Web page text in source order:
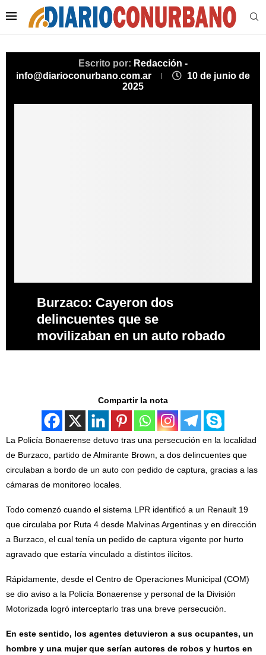
Escrito por: Redacción -
info@diarioconurbano.com.ar
10 de junio de
2025
Burzaco: Cayeron dos
delincuentes que se
movilizaban en un auto robado
Compartir la nota
La Policía Bonaerense detuvo tras una persecución en la localidad
de Burzaco, partido de Almirante Brown, a dos delincuentes que
circulaban a bordo de un auto con pedido de captura, gracias a las
cámaras de monitoreo locales.
Todo comenzó cuando el sistema LPR identificó a un Renault 19
que circulaba por Ruta 4 desde Malvinas Argentinas y en dirección
a Burzaco, el cual tenía un pedido de captura vigente por hurto
agravado que estaría vinculado a distintos ilícitos.
Rápidamente, desde el Centro de Operaciones Municipal (COM)
se dio aviso a la Policía Bonaerense y personal de la División
Motorizada logró interceptarlo tras una breve persecución.
En este sentido, los agentes detuvieron a sus ocupantes, un
hombre y una mujer que serían autores de robos y hurtos en